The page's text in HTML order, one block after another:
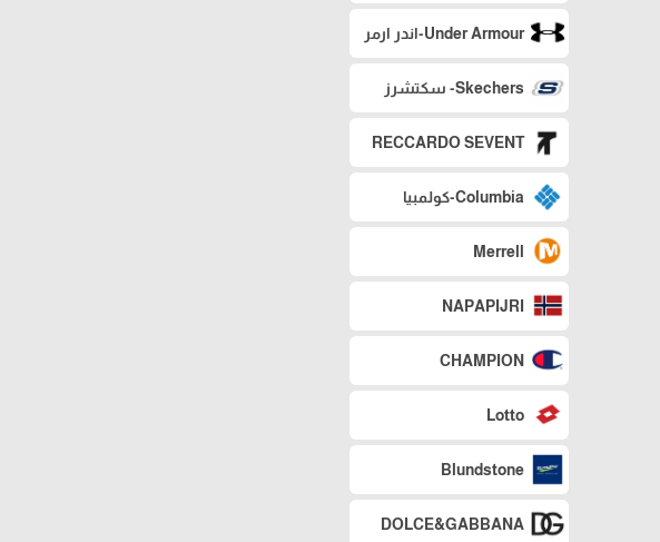
Under Armour-اندر ارمر
Skechers- سكتشرز
RECCARDO SEVENT
Columbia-كولمبيا
Merrell
NAPAPIJRI
CHAMPION
Lotto
Blundstone
DOLCE&GABBANA